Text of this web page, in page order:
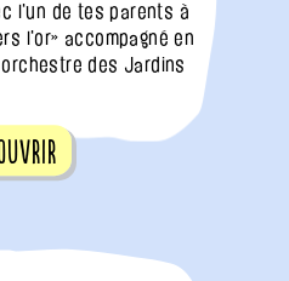
l'un de tes parents à
l'or» accompagné en
des Jardins